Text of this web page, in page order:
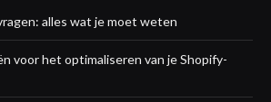
alles wat je moet weten
voor het optimaliseren van je Shopify-